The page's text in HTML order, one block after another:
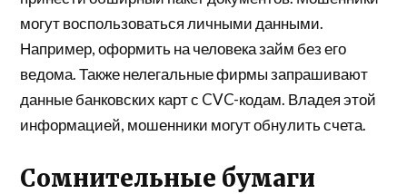
могут воспользоваться личными данными.
Например, оформить на человека займ без его
ведома. Также нелегальные фирмы запрашивают
данные банковских карт с CVC-кодам. Владея этой
информацией, мошенники могут обнулить счета.
Сомнительные бумаги